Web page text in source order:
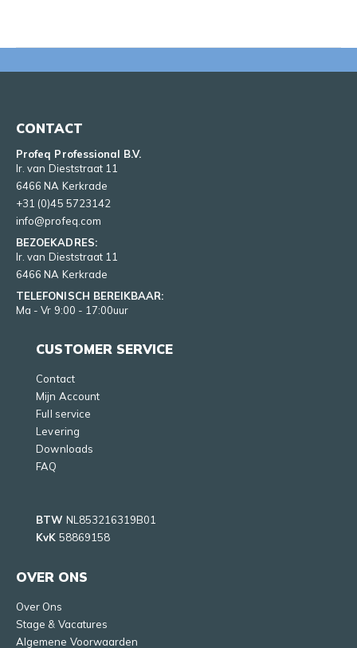
CONTACT
Profeq Professional B.V.
Ir. van Dieststraat 11
6466 NA Kerkrade
+31 (0)45 5723142
info@profeq.com
BEZOEKADRES:
Ir. van Dieststraat 11
6466 NA Kerkrade
TELEFONISCH BEREIKBAAR:
Ma - Vr 9:00 - 17:00uur
CUSTOMER SERVICE
Contact
Mijn Account
Full service
Levering
Downloads
FAQ
BTW NL853216319B01
KvK 58869158
OVER ONS
Over Ons
Stage & Vacatures
Algemene Voorwaarden